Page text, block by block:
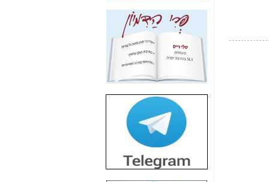
"יש אפליה בחקירה"?
חשיפה: למה השר
משה כחלון לא נחקר
עד היום? -
כאן
הדומה לזו של "תיק
4000" אך בתחום
הסלולר -
חשיפת מה שלא
רוצים שתדעו בעניין
פריסת אנלימיטד
(בניחוח בלתי נסבל) -
כאן